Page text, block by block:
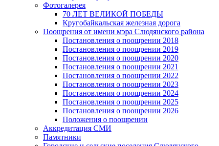
Фотогалерея
70 ЛЕТ ВЕЛИКОЙ ПОБЕДЫ
Кругобайкальская железная дорога
Поощрения от имени мэра Слюдянского района
Постановления о поощрении 2018
Постановления о поощрении 2019
Постановления о поощрении 2020
Постановления о поощрении 2021
Постановления о поощрении 2022
Постановления о поощрении 2023
Постановления о поощрении 2024
Постановления о поощрении 2025
Постановления о поощрении 2026
Положения о поощрении
Аккредитация СМИ
Памятники